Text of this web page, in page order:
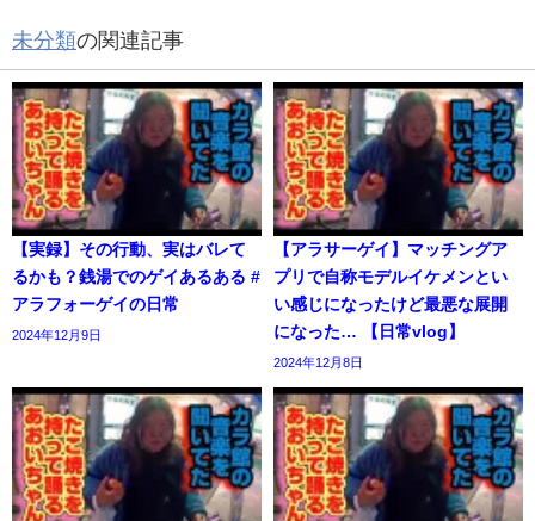
未分類の関連記事
【実録】その行動、実はバレて
るかも？銭湯でのゲイあるある #
アラフォーゲイの日常
2024年12月9日
【アラサーゲイ】マッチングア
プリで自称モデルイケメンとい
い感じになったけど最悪な展開
になった… 【日常vlog】
2024年12月8日